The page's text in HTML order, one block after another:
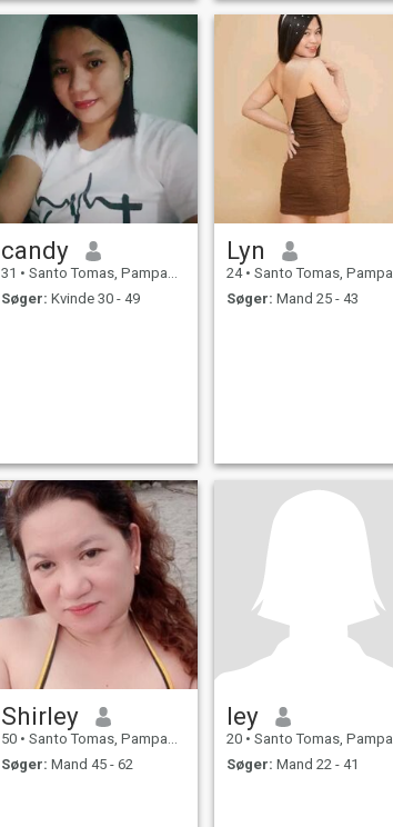
candy
31 • Santo Tomas, Pampanga, Filippinerne
Søger: Kvinde 30 - 49
Lyn
24 • Santo Tomas, Pampanga, Filippinerne
Søger: Mand 25 - 43
Shirley
50 • Santo Tomas, Pampanga, Filippinerne
Søger: Mand 45 - 62
ley
20 • Santo Tomas, Pampanga, Filippinerne
Søger: Mand 22 - 41